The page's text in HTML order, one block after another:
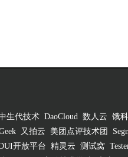
生代技术 DaoCloud 数人云 饿
又拍云 美团点评技术团
开放平台 精灵云 测试窝